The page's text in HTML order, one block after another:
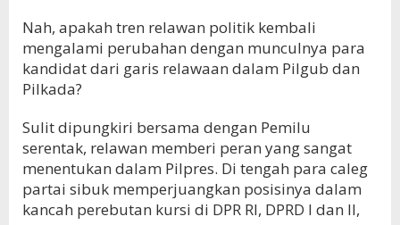
Nah, apakah tren relawan politik kembali
mengalami perubahan dengan munculnya para
kandidat dari garis relawaan dalam Pilgub dan
Pilkada?
Sulit dipungkiri bersama dengan Pemilu
serentak, relawan memberi peran yang sangat
menentukan dalam Pilpres. Di tengah para caleg
partai sibuk memperjuangkan posisinya dalam
kancah perebutan kursi di DPR RI, DPRD I dan II,